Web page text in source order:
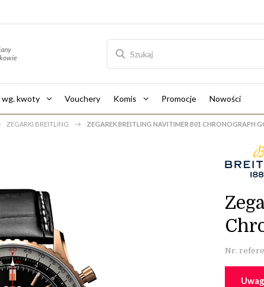
wg. kwoty Vouchery Komis Promocje Nowości
ZEGARKI BREITLING ZEGAREK BREITLING NAVITIMER B01 CHRONOGRAPH
Nr.